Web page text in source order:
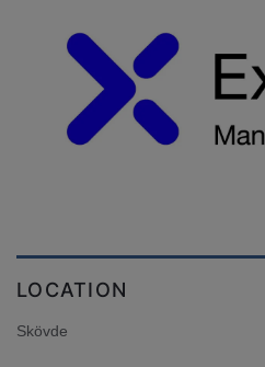
LOCATION
Skövde